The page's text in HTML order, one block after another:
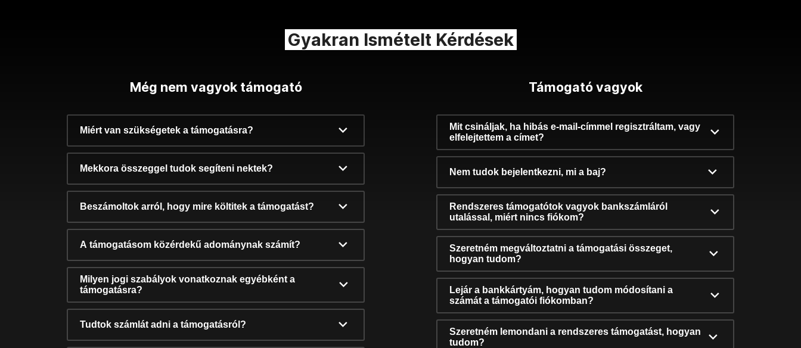
Gyakran Ismételt Kérdések
Még nem vagyok támogató
Miért van szükségetek a támogatásra?
Mekkora összeggel tudok segíteni nektek?
Beszámoltok arról, hogy mire költitek a támogatást?
A támogatásom közérdekű adománynak számít?
Milyen jogi szabályok vonatkoznak egyébként a
támogatásra?
Tudtok számlát adni a támogatásról?
Támogató vagyok
Mit csináljak, ha hibás e-mail-címmel regisztráltam, vagy
elfelejtettem a címet?
Nem tudok bejelentkezni, mi a baj?
Rendszeres támogatótok vagyok bankszámláról
utalással, miért nincs fiókom?
Szeretném megváltoztatni a támogatási összeget,
hogyan tudom?
Lejár a bankkártyám, hogyan tudom módosítani a
számát a támogatói fiókomban?
Szeretném lemondani a rendszeres támogatást, hogyan
tudom?